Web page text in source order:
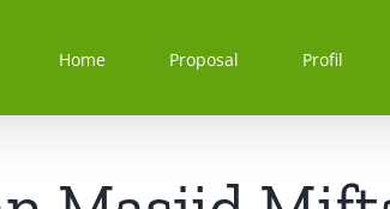
Home Proposal Profil